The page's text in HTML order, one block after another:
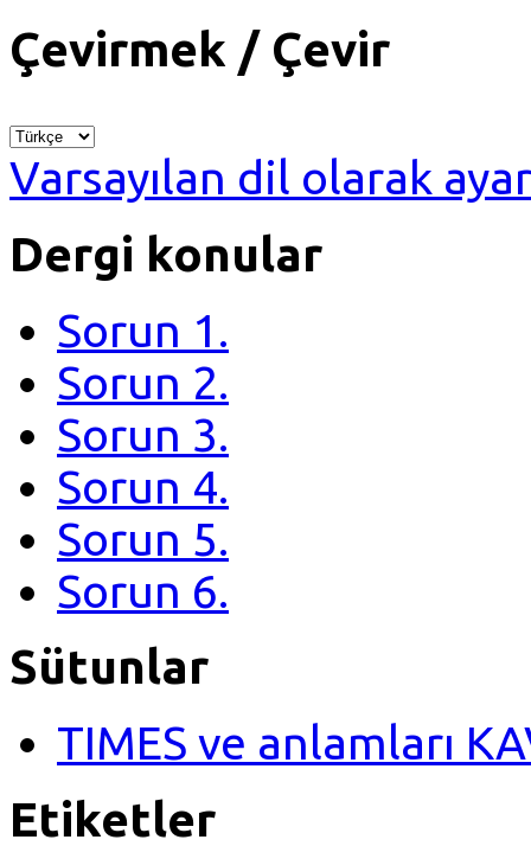
Çevirmek / Çevir
Varsayılan dil olarak
Dergi konular
Sorun 1.
Sorun 2.
Sorun 3.
Sorun 4.
Sorun 5.
Sorun 6.
Sütunlar
TIMES ve anlamları
Etiketler